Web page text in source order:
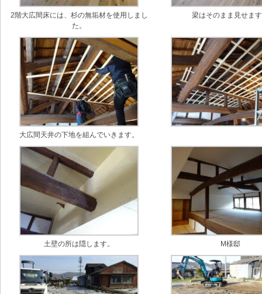
2階大広間床には、杉の無垢材を使用しまし
た。
梁はそのまま見せま
大広間天井の下地を組んでいきます。
土壁の所は隠します。 M様邸